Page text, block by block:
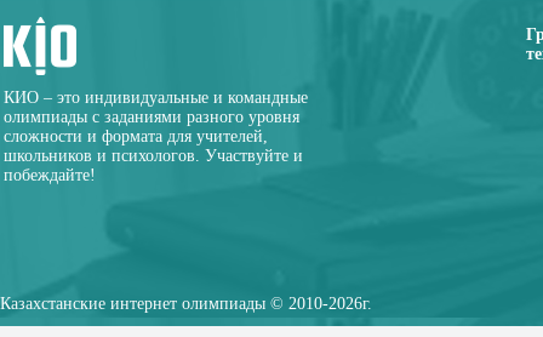
КИО – это индивидуальные и командные
олимпиады с заданиями разного уровня
сложности и формата для учителей,
школьников и психологов. Участвуйте и
побеждайте!
Казахстанские интернет олимпиады © 2010-2026г.